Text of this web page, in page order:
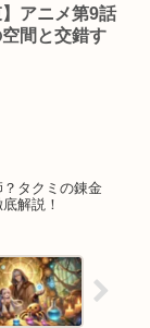
】アニメ第9話
間と交錯す
タクミの錬金
解説！